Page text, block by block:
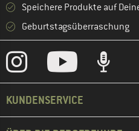
Speichere Produkte auf
Geburtstagsüberraschung
KUNDENSERVICE